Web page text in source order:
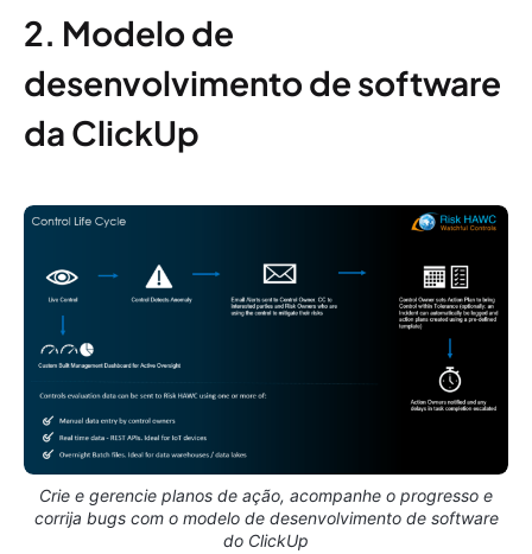
2. Modelo de
desenvolvimento de software
da ClickUp
Crie e gerencie planos de ação, acompanhe o progresso e
corrija bugs com o modelo de desenvolvimento de software
do ClickUp